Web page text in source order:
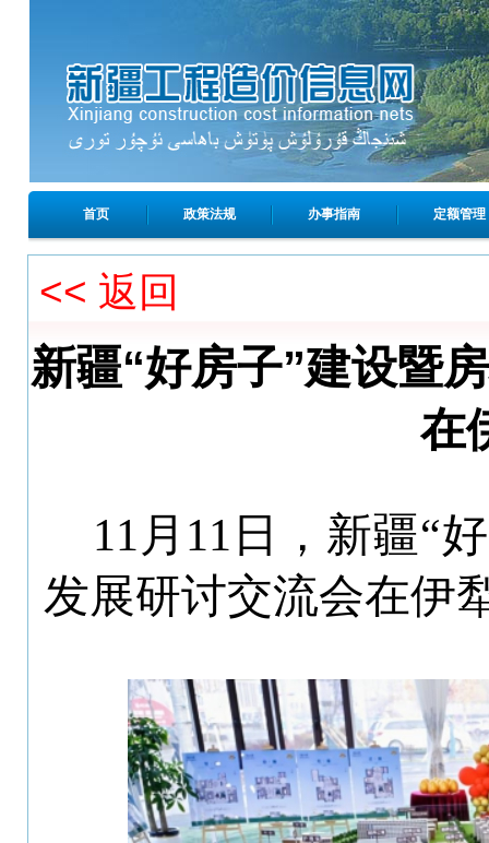
首页 政策法规 办事指南 定额管理
<< 返回
新疆“好房子”建设暨
在
11月11日，新疆“
发展研讨交流会在伊